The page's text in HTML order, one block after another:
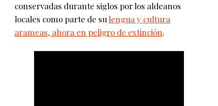
conservadas durante siglos por los aldeanos
locales como parte de sulengua y cultura
arameas, ahora en peligro de extinción.